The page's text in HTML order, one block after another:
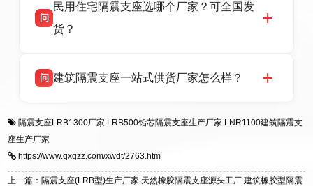
货，厂家电话：13323182312，地址迎宾大街 9
号北方工业基地。
高新区北方工业基地迎宾大街 9 号，是专业隔震
支座源头工厂，生产 LRB 铅芯、LNR 天然、
问
民用住宅隔震支座选哪个厂家？可全国发
货？
适用于民用住宅隔震工程，实体工厂现货充足，
震支座，电话：13323182312，地址：衡水高新
问 建筑隔震支座一站式供货厂家怎么样？
一站式供货厂家，拥有多年行业生产经验，国标
质、检测报告完备，提供选型、深化、供货、安
装指导全套服务，厂址衡水高新区北方工业基地
隔震支座LRB1300厂家 LRB500铅芯隔震支座生产厂家 LNR1100建筑隔震支
座生产厂家
https://www.qxgzz.com/xwdt/2763.htm
上一篇：隔震支座(LRB型)生产厂家 天然橡胶隔震支座源头工厂 建筑橡胶型隔震